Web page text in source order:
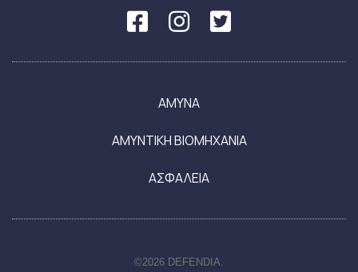
ΑΜΥΝΑ
ΑΜΥΝΤΙΚΗ ΒΙΟΜΗΧΑΝΙΑ
ΑΣΦΑΛΕΙΑ
©2026 DEFENDIA.